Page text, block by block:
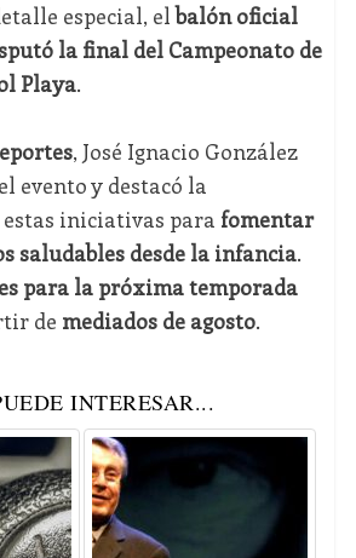
especial, elbalón oficial
la final del Campeonato de
Playa.
, José Ignacio González
evento y destacó la
iniciativas para fomentar
saludables desde la infancia.
para la próxima temporada
de mediados de agosto.
INTERESAR...